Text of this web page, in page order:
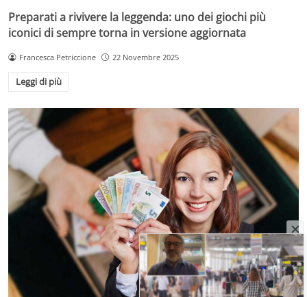
Preparati a rivivere la leggenda: uno dei giochi più
iconici di sempre torna in versione aggiornata
Francesca Petriccione 22 Novembre 2025
Leggi di più